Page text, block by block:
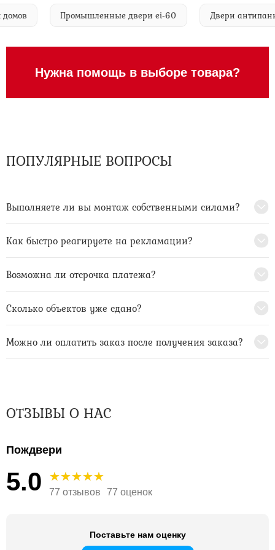
домов Промышленные двери ei-60 Двери
Нужна помощь в выборе товара?
ПОПУЛЯРНЫЕ ВОПРОСЫ
Выполняете ли вы монтаж собственными силами?
Как быстро реагируете на рекламации?
Возможна ли отсрочка платежа?
Сколько объектов уже сдано?
Можно ли оплатить заказ после получения заказа?
ОТЗЫВЫ О НАС
Пождвери
5.0 77 отзывов 77 оценок
Поставьте нам оценку